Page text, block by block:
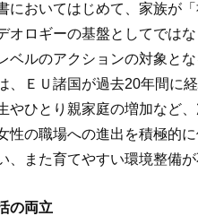
においてはじめて、家族が
オロギーの基盤としてでは
ベルのアクションの対象と
、ＥＵ諸国が過去20年間に
やひとり親家庭の増加など
性の職場への進出を積極的
、また育てやすい環境整備
の両立